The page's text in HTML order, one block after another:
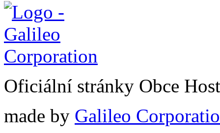
Oficiální stránky Obce
made by Galileo